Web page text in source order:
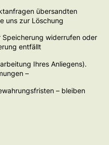
übersandten
uns zur Löschung
widerrufen oder
entfällt
Ihres Anliegens).
–
– bleiben